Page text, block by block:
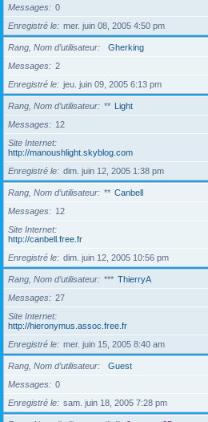
Messages
0
Enregistré le
mer. juin 08, 2005 4:50 pm
Rang, Nom d’utilisateur
Gherking
Messages
2
Enregistré le
jeu. juin 09, 2005 6:13 pm
Rang, Nom d’utilisateur ** Light
Messages
12
Site Internet
http://manoushlight.skyblog.com
Enregistré le
dim. juin 12, 2005 1:38 pm
Rang, Nom d’utilisateur ** Canbell
Messages
12
Site Internet
http://canbell.free.fr
Enregistré le
dim. juin 12, 2005 10:56 pm
Rang, Nom d’utilisateur *** ThierryA
Messages
27
Site Internet
http://hieronymus.assoc.free.fr
Enregistré le
mer. juin 15, 2005 8:40 am
Rang, Nom d’utilisateur
Guest
Messages
0
Enregistré le
sam. juin 18, 2005 7:28 pm